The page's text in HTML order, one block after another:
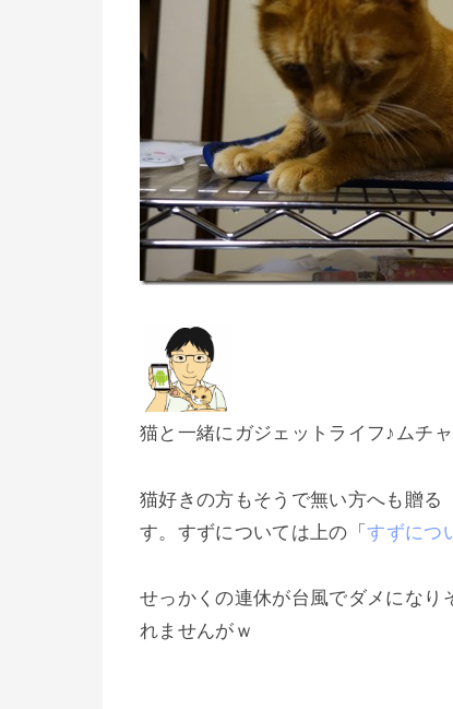
猫と一緒にガジェットライフ♪ムチ
猫好きの方もそうで無い方へも贈る
す。すずについては上の「すずにつ
せっかくの連休が台風でダメになり
れませんがｗ